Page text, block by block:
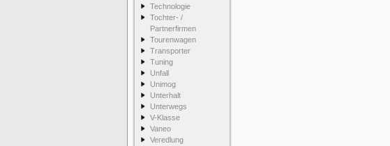
Technologie
Tochter- /
Partnerfirmen
Tourenwagen
Transporter
Tuning
Unfall
Unimog
Unterhalt
Unterwegs
V-Klasse
Vaneo
Veredlung